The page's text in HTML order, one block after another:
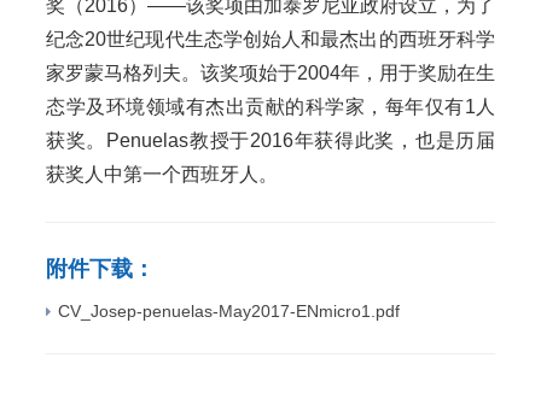
奖（2016）——该奖项由加泰罗尼亚政府设立，为了
纪念20世纪现代生态学创始人和最杰出的西班牙科学
家罗蒙马格列夫。该奖项始于2004年，用于奖励在生
态学及环境领域有杰出贡献的科学家，每年仅有1人
获奖。Penuelas教授于2016年获得此奖，也是历届
获奖人中第一个西班牙人。
附件下载：
CV_Josep-penuelas-May2017-ENmicro1.pdf